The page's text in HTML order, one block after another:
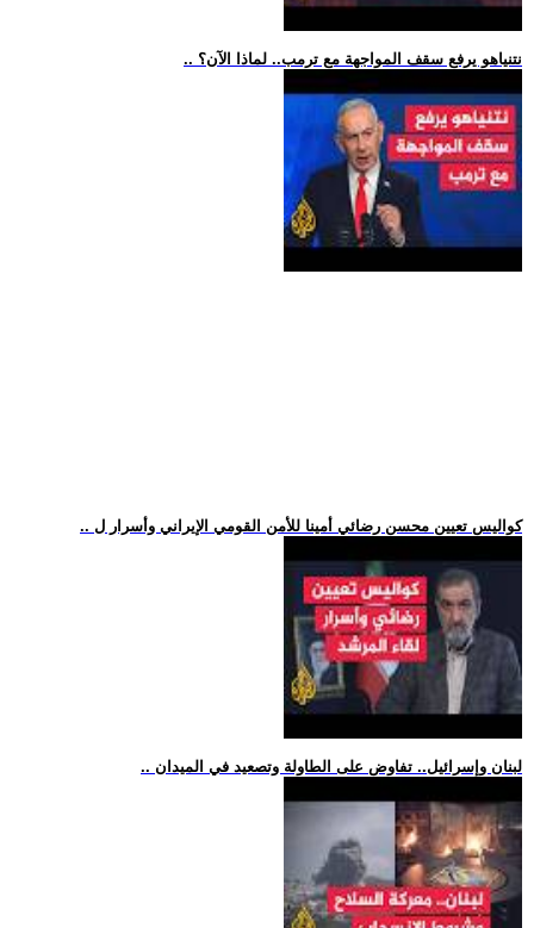
.. نتنياهو يرفع سقف المواجهة مع ترمب.. لماذا الآن؟
.. كواليس تعيين محسن رضائي أمينا للأمن القومي الإيراني وأسرار ل
.. لبنان وإسرائيل.. تفاوض على الطاولة وتصعيد في الميدان